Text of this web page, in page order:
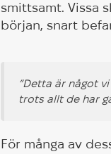
smittsamt. Vissa
början, snart
”Detta är något
trots allt de har
För många av